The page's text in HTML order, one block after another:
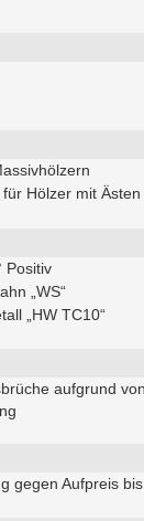
Hölzer mit Ästen
Positiv
„WS“
„HW TC10“
aufgrund
gegen Aufpreis